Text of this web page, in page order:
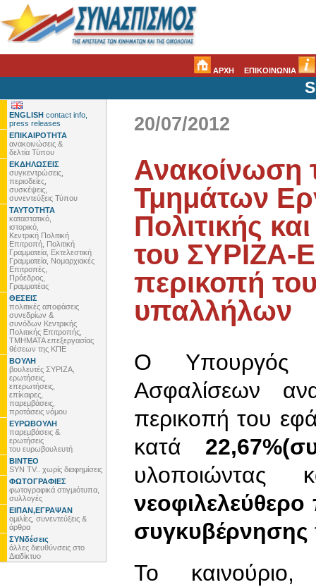
ΑΡΧΗ ΕΠΙΚΟΙΝΩΝΙΑ
ENGLISH contact info,
press releases
ΕΠΙΚΑΙΡΟΤΗΤΑ
ανακοινώσεις &
δελτία Τύπου
ΕΚΔΗΛΩΣΕΙΣ
συγκεντρώσεις,
περιοδείες,
συσκέψεις,
συνεντεύξεις Τύπου
ΤΑΥΤΟΤΗΤΑ
καταστατικό,
ιστορικό,
Κεντρική Πολιτική
Επιτροπή, Πολιτική
Γραμματεία, Εκτελεστική
Γραμματεία, Νομαρχιακές
Επιτροπές,
Πρόεδρος,
Γραμματέας
ΘΕΣΕΙΣ
πολιτικές αποφάσεις
συνεδρίων &
συνόδων Κεντρικής
Πολιτικής Επιτροπής,
ΤΜΗΜΑΤΑ επεξεργασίας
θέσεων της ΚΠΕ
ΒΟΥΛΗ
βουλευτές ΣΥΡΙΖΑ,
ερωτήσεις,
επερωτήσεις,
επίκαιρες,
παρεμβάσεις,
προτάσεις νόμου
ΕΥΡΩΒΟΥΛΗ
παρεμβάσεις &
ερωτήσεις
του ευρωβουλευτή
ΒΙΝΤΕΟ
SYN TV.. χωρίς διαφημίσεις
ΦΩΤΟΓΡΑΦΙΕΣ
φωτογραφικά στιγμιότυπα,
συλλογές
ΕΙΠΑΝ,ΕΓΡΑΨΑΝ
ομιλίες, συνεντεύξεις &
άρθρα
ΣΥΝδέσεις
άλλες διευθύνσεις στο
Διαδίκτυο
20/07/2012
Ανακοίνωση
Τμημάτων
Πολιτικής
του ΣΥΡΙΖΑ-
περικοπή
υπαλλήλων
Ο Υπουργός
Ασφαλίσεων
περικοπή του
κατά
συγκυβέρνησης
Το καινούριο,